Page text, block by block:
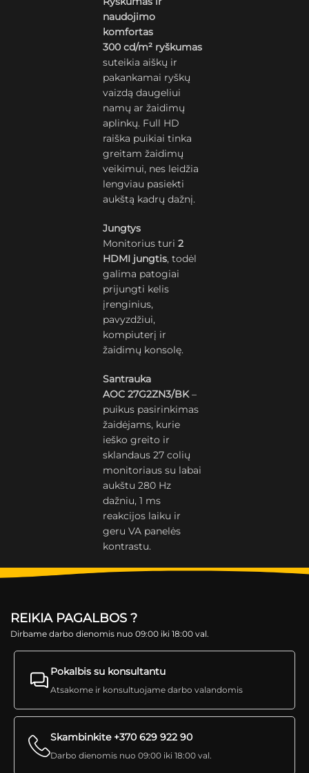
naudojimo
komfortas
300 cd/m² ryškumas
suteikia aiškų ir
pakankamai ryškų
vaizdą daugeliui
namų ar žaidimų
aplinkų. Full HD
raiška puikiai tinka
greitam žaidimų
veikimui, nes leidžia
lengviau pasiekti
aukštą kadrų dažnį.
Jungtys
Monitorius turi2
HDMI jungtis, todėl
galima patogiai
prijungti kelis
įrenginius,
pavyzdžiui,
kompiuterį ir
žaidimų konsolę.
Santrauka
AOC 27G2ZN3/BK–
puikus pasirinkimas
žaidėjams, kurie
ieško greito ir
sklandaus 27 colių
monitoriaus su labai
aukštu 280 Hz
dažniu, 1 ms
reakcijos laiku ir
geru VA panelės
kontrastu.
REIKIA PAGALBOS ?
Dirbame darbo dienomis nuo 09:00 iki 18:00 val.
Pokalbis su konsultantu
Atsakome ir konsultuojame darbo valandomis
Skambinkite +370 629 922 90
Darbo dienomis nuo 09:00 iki 18:00 val.